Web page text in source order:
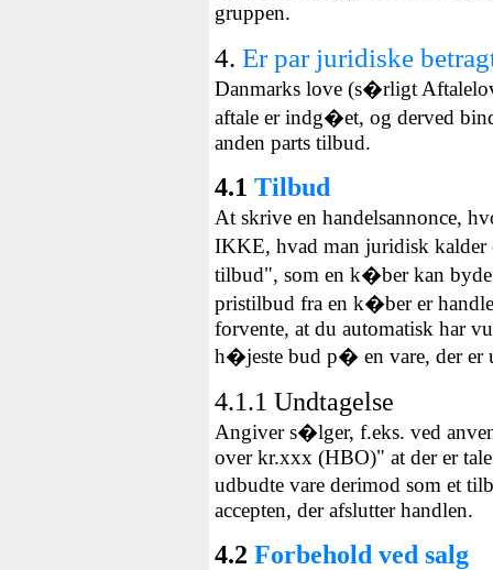
gruppen.
4. Er par juridiske
Danmarks love (s�rligt
aftale er indg�et, og derved
anden parts tilbud.
4.1 Tilbud
At skrive en handelsannonce,
IKKE, hvad man juridisk
tilbud", som en k�ber kan
pristilbud fra en k�ber er
forvente, at du automatisk har
h�jeste bud p� en vare, der er
4.1.1 Undtagelse
Angiver s�lger, f.eks. ved
over kr.xxx (HBO)" at der er
udbudte vare derimod som et
accepten, der afslutter handlen.
4.2 Forbehold ved salg